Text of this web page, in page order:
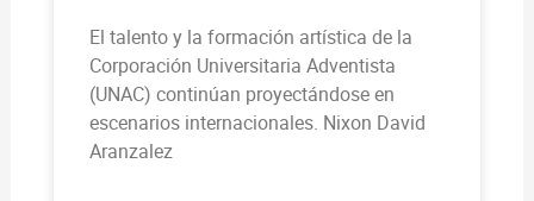
El talento y la formación artística de la
Corporación Universitaria Adventista
(UNAC) continúan proyectándose en
escenarios internacionales. Nixon David
Aranzalez